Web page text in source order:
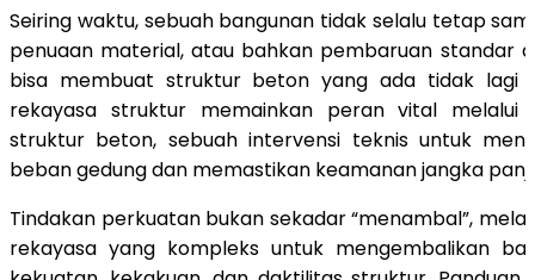
Seiring waktu, sebuah bangunan tidak selalu tetap
penuaan material, atau bahkan pembaruan standar
bisa membuat struktur beton yang ada tidak lagi
rekayasa struktur memainkan peran vital melalui
struktur beton, sebuah intervensi teknis untuk
beban gedung dan memastikan keamanan jangka
Tindakan perkuatan bukan sekadar “menambal”,
rekayasa yang kompleks untuk mengembalikan